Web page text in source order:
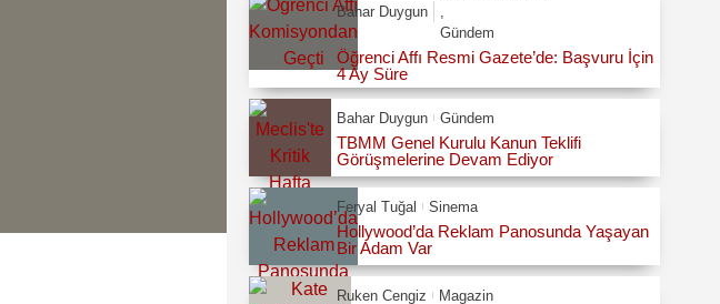
Bahar Duygun
Gündem
Öğrenci Affı Resmi Gazete’de: Başvuru İçin
4 Ay Süre
Bahar Duygun Gündem
TBMM Genel Kurulu Kanun Teklifi
Görüşmelerine Devam Ediyor
Feryal Tuğal Sinema
Hollywood’da Reklam Panosunda Yaşayan
Bir Adam Var
Ruken Cengiz Magazin